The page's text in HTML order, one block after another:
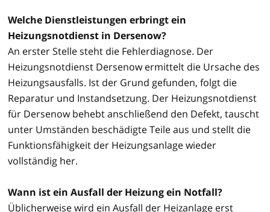
Welche Dienstleistungen erbringt ein
Heizungsnotdienst in Dersenow?
An erster Stelle steht die Fehlerdiagnose. Der
Heizungsnotdienst Dersenow ermittelt die Ursache des
Heizungsausfalls. Ist der Grund gefunden, folgt die
Reparatur und Instandsetzung. Der Heizungsnotdienst
für Dersenow behebt anschließend den Defekt, tauscht
unter Umständen beschädigte Teile aus und stellt die
Funktionsfähigkeit der Heizungsanlage wieder
vollständig her.
Wann ist ein Ausfall der Heizung ein Notfall?
Üblicherweise wird ein Ausfall der Heizanlage erst